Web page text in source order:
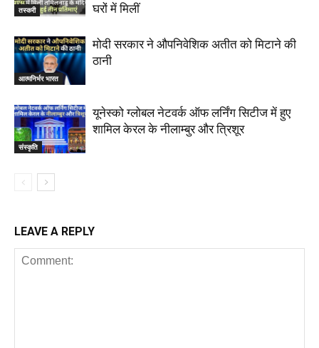
तस्करी
घरों में मिलीं
आत्मनिर्भर भारत
मोदी सरकार ने औपनिवेशिक अतीत को मिटाने की
ठानी
संस्कृति
यूनेस्को ग्लोबल नेटवर्क ऑफ लर्निंग सिटीज में हुए
शामिल केरल के नीलाम्बुर और त्रिशूर
LEAVE A REPLY